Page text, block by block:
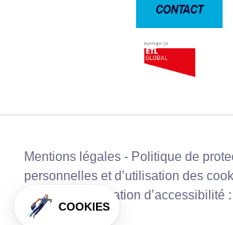
CONTACT
Mentions légales
Politique de
personnelles et d’utilisation des
Déclaration d’accessibilité
COOKIES